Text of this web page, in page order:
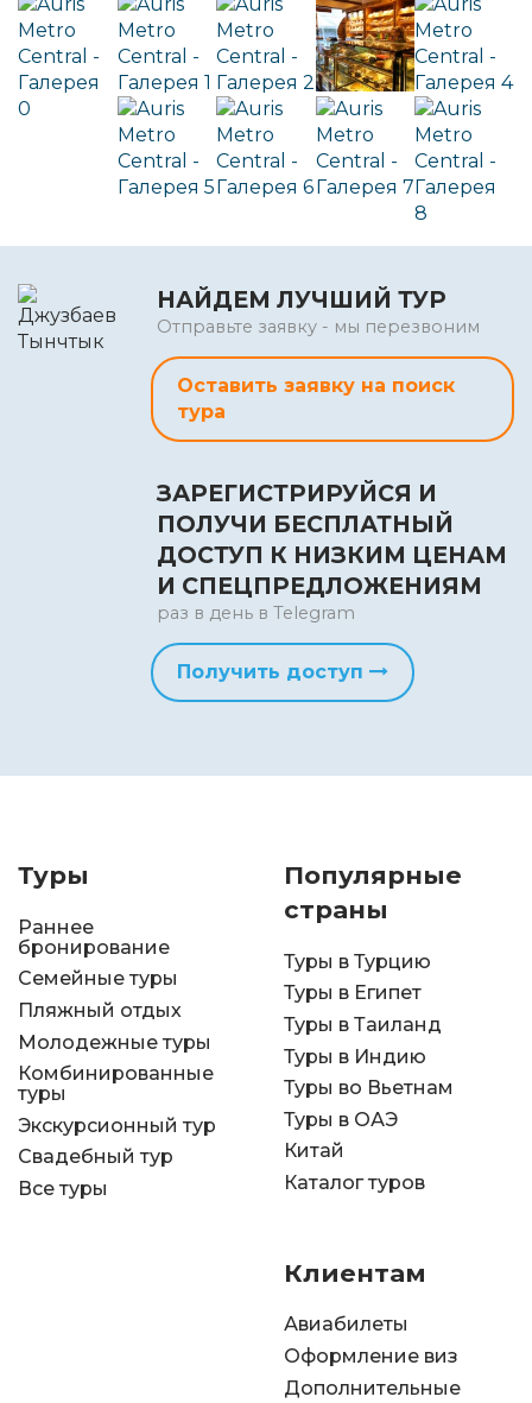
НАЙДЕМ ЛУЧШИЙ ТУР
Отправьте заявку - мы перезвоним
Оставить заявку на поиск
тура
ЗАРЕГИСТРИРУЙСЯ И
ПОЛУЧИ БЕСПЛАТНЫЙ
ДОСТУП К НИЗКИМ ЦЕНАМ
И СПЕЦПРЕДЛОЖЕНИЯМ
раз в день в Telegram
Получить доступ
Туры
Раннее
бронирование
Семейные туры
Пляжный отдых
Молодежные туры
Комбинированные
туры
Экскурсионный тур
Свадебный тур
Все туры
Популярные
страны
Туры в Турцию
Туры в Египет
Туры в Таиланд
Туры в Индию
Туры во Вьетнам
Туры в ОАЭ
Китай
Каталог туров
Клиентам
Авиабилеты
Оформление виз
Дополнительные